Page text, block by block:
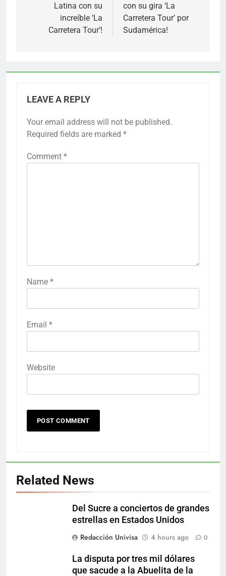
Latina con su
increíble ‘La
Carretera Tour’!
con su gira ‘La
Carretera Tour’ por
Sudamérica!
LEAVE A REPLY
Your email address will not be published.
Required fields are marked *
Comment *
Name *
Email *
Website
Related News
Del Sucre a conciertos de grandes
estrellas en Estados Unidos
Redacción Univisa
4 hours ago 0
La disputa por tres mil dólares
que sacude a la Abuelita de la